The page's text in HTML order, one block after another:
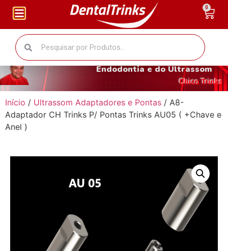
O fantástico mundo da
Endodontia e do Ultrassom
Chico Trinks
Início / Ultrassom Adaptadores e Pontas / A8-
Adaptador CH Trinks P/ Pontas Trinks AU05 ( +Chave e
Anel )
0